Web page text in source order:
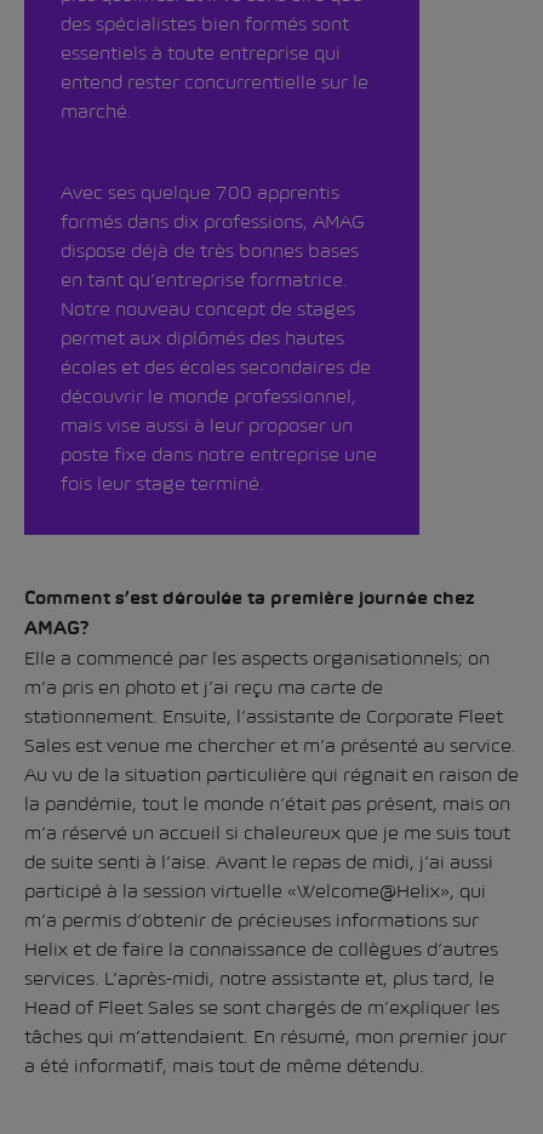
des spécialistes bien formés sont
essentiels à toute entreprise qui
entend rester concurrentielle sur le
marché.
Avec ses quelque 700 apprentis
formés dans dix professions, AMAG
dispose déjà de très bonnes bases
en tant qu’entreprise formatrice.
Notre nouveau concept de stages
permet aux diplômés des hautes
écoles et des écoles secondaires de
découvrir le monde professionnel,
mais vise aussi à leur proposer un
poste fixe dans notre entreprise une
fois leur stage terminé.
Comment s’est déroulée ta première journée chez
AMAG?
Elle a commencé par les aspects organisationnels; on
m’a pris en photo et j’ai reçu ma carte de
stationnement. Ensuite, l’assistante de Corporate Fleet
Sales est venue me chercher et m’a présenté au service.
Au vu de la situation particulière qui régnait en raison de
la pandémie, tout le monde n’était pas présent, mais on
m’a réservé un accueil si chaleureux que je me suis tout
de suite senti à l’aise. Avant le repas de midi, j’ai aussi
participé à la session virtuelle «Welcome@Helix», qui
m’a permis d’obtenir de précieuses informations sur
Helix et de faire la connaissance de collègues d’autres
services. L’après-midi, notre assistante et, plus tard, le
Head of Fleet Sales se sont chargés de m’expliquer les
tâches qui m’attendaient. En résumé, mon premier jour
a été informatif, mais tout de même détendu.